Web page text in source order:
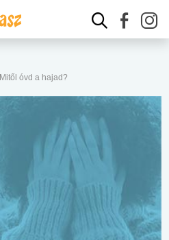
Mitől óvd a hajad?